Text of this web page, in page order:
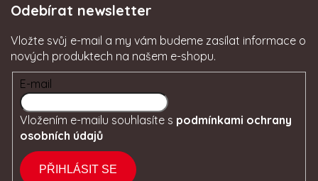
Odebírat newsletter
Vložte svůj e-mail a my vám budeme zasílat informace o
nových produktech na našem e-shopu.
E-mail
Vložením e-mailu souhlasíte s podmínkami ochrany
osobních údajů
PŘIHLÁSIT SE